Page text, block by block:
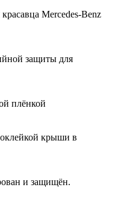
Mercedes-Benz
защиты для
плёнкой
крыши в
и защищён.